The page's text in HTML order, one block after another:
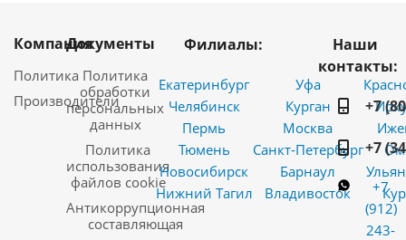
Компания
Политика
Производители
Документы
Политика
обработки
персональных
данных
Политика
использования
файлов cookie
Антикоррупционная
составляющая
Филиалы:
Екатеринбург
Челябинск
Пермь
Тюмень
Новосибирск
Нижний Тагил
Уфа
Курган
Москва
Санкт-Петербург
Барнаул
Владивосток
Наши
контакты:
+7
+7
+7
(912)
243-